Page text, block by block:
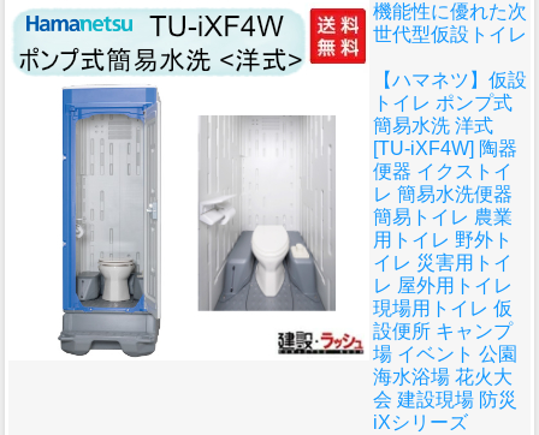
機能性に優れた次
世代型仮設トイレ
【ハマネツ】仮設
トイレ ポンプ式
簡易水洗 洋式
[TU-iXF4W] 陶器
便器 イクストイ
レ 簡易水洗便器
簡易トイレ 農業
用トイレ 野外ト
イレ 災害用トイ
レ 屋外用トイレ
現場用トイレ 仮
設便所 キャンプ
場 イベント 公園
海水浴場 花火大
会 建設現場 防災
iXシリーズ